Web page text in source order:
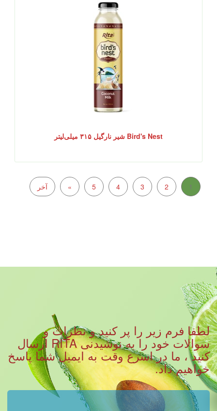
Bird's Nest شیر نارگیل ۳۱۵ میلی‌لیتر
1
2
3
4
5
» آخر
لطفا فرم زیر را پر کنید و نظرات و
سوالات خود را به نوشیدنی RITA ارسال
کنید ، ما در اسرع وقت به ایمیل شما پاسخ
خواهیم داد.